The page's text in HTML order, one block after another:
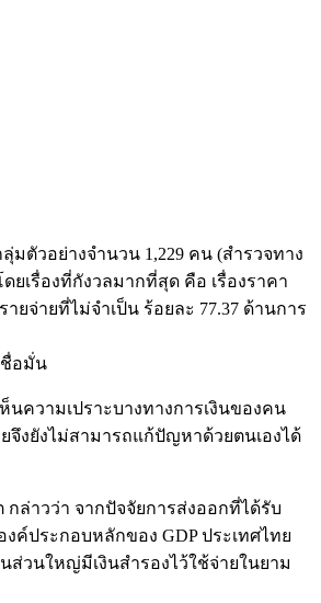
ตัวอย่างจำนวน 1,229 คน (สำรวจทาง
เรื่องที่กังวลมากที่สุด คือ เรื่องราคา
ยจ่ายที่ไม่จำเป็น ร้อยละ 77.37 ด้านการ
ชื่อมั่น
ความเปราะบางทางการเงินของคน
จึงยังไม่สามารถแก้ปัญหาด้วยตนเองได้
ล่าวว่า จากปัจจัยการส่งออกที่ได้รับ
ค์ประกอบหลักของ GDP ประเทศไทย
วนใหญ่มีเงินสำรองไว้ใช้จ่ายในยาม